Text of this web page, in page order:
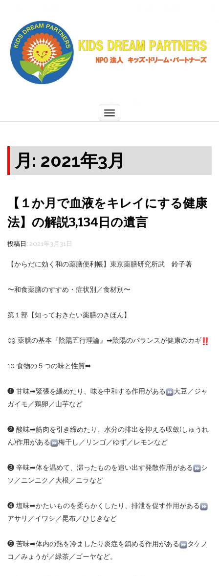
ナ
ビ
ゲ
ー
月: 2021年3月
【１か月で血液をキレイにする健康
法】の解説3,134日の遺言
投稿日: 2021年3月31日
【からだに効く和の薬膳便利帳】東京薬膳研究所武 鈴子著
〜和食薬膳のすすめ・症状別／食材別〜
第１部【知っておきたい薬膳のきほん】
09 薬膳の基本『陰陽五行理論』 ➡︎陰陽のバランスが健康のカギ
10 食物の５つの味と性質➡︎
❶ 甘味➡︎緊張を緩めたり、味を中和する作用がある
大豆／ジャ
ガイモ／鶏卵／山芋など
❷ 酸味➡︎筋肉を引き締めたり、水分の排出を抑える収斂(しゅうれ
ん)作用がある 梅干し／リンゴ／ゆず／レモンなど
❸ 辛味➡︎体を温めて、滞ったものを追い出す発散作用がある
シ
ソ／ニンニク／大根／ニラなど
❹ 塩味➡︎かたいものを柔らかくしたり、排泄を促す作用がある
アサリ／イワシ／昆布／ひじきなど
❺ 苦味➡︎体内の熱を冷ましたり炎症を鎮める作用がある
タケノ
コ／みょうが／緑茶／ゴーヤなど。